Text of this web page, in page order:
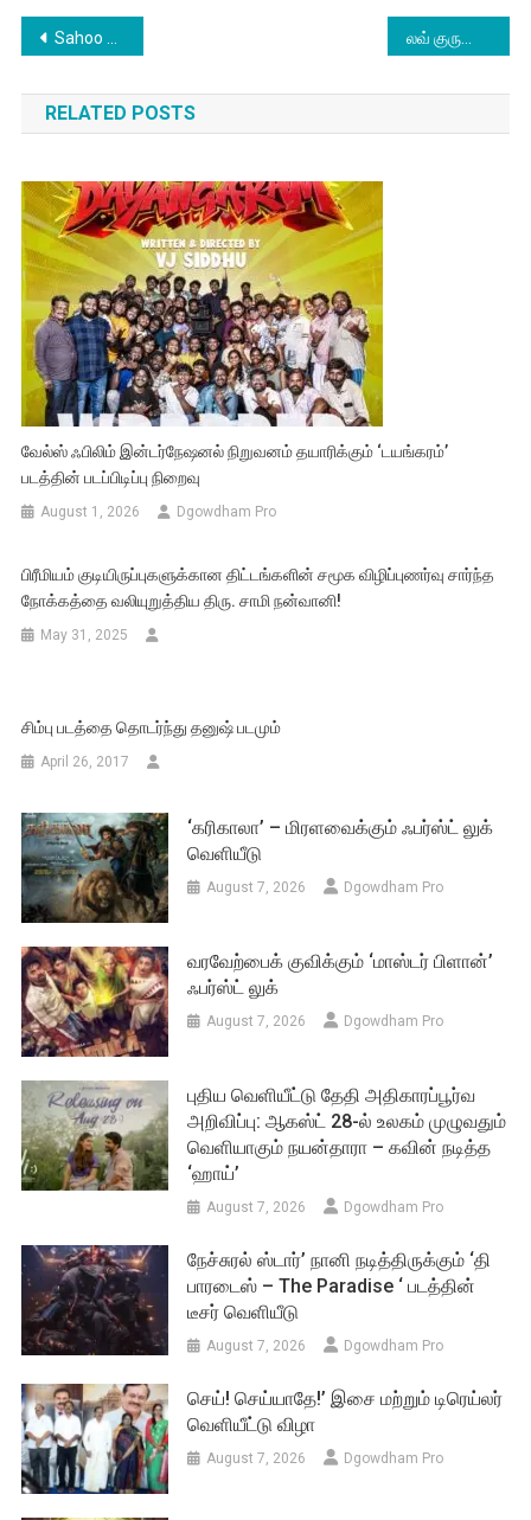
Post
navigation
Sahoo Review லவ் குருவாக மாறிய மொட்ட ராஜேந்திரன்
RELATED POSTS
வேல்ஸ் ஃபிலிம் இன்டர்நேஷனல் நிறுவனம் தயாரிக்கும் ‘டயங்கரம்’
படத்தின் படப்பிடிப்பு நிறைவு
August 1, 2026 Dgowdham Pro
பிரீமியம் குடியிருப்புகளுக்கான திட்டங்களின் சமூக விழிப்புணர்வு சார்ந்த
நோக்கத்தை வலியுறுத்திய திரு. சாமி நன்வானி!
May 31, 2025
சிம்பு படத்தை தொடர்ந்து தனுஷ் படமும்
April 26, 2017
‘கரிகாலா’ – மிரளவைக்கும் ஃபர்ஸ்ட் லுக்
வெளியீடு
August 7, 2026 Dgowdham Pro
வரவேற்பைக் குவிக்கும் ‘மாஸ்டர் பிளான்’
ஃபர்ஸ்ட் லுக்
August 7, 2026 Dgowdham Pro
புதிய வெளியீட்டு தேதி அதிகாரப்பூர்வ
அறிவிப்பு: ஆகஸ்ட் 28-ல் உலகம் முழுவதும்
வெளியாகும் நயன்தாரா – கவின் நடித்த
‘ஹாய்’
August 7, 2026 Dgowdham Pro
நேச்சுரல் ஸ்டார்’ நானி நடித்திருக்கும் ‘தி
பாரடைஸ் – The Paradise ‘ படத்தின்
டீசர் வெளியீடு
August 7, 2026 Dgowdham Pro
செய்! செய்யாதே!’ இசை மற்றும் டிரெய்லர்
வெளியீட்டு விழா
August 7, 2026 Dgowdham Pro